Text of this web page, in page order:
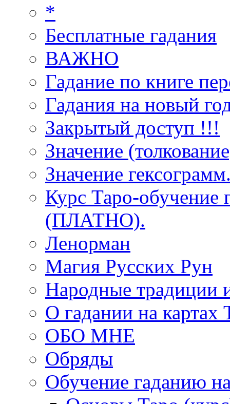
*
Бесплатные гадания
ВАЖНО
Гадание по книге
Гадания на новый
Закрытый доступ !!!
Значение
Значение
Курс Таро-обучение
(ПЛАТНО).
Ленорман
Магия Русских Рун
Народные традиции
О гадании на картах
ОБО МНЕ
Обряды
Обучение гаданию